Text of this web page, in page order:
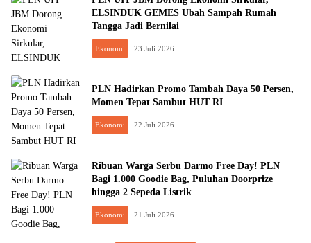
ELSINDUK GEMES Ubah Sampah Rumah
Tangga Jadi Bernilai
Ekonomi 23 Juli 2026
PLN Hadirkan Promo Tambah Daya 50 Persen,
Momen Tepat Sambut HUT RI
Ekonomi 22 Juli 2026
Ribuan Warga Serbu Darmo Free Day! PLN
Bagi 1.000 Goodie Bag, Puluhan Doorprize
hingga 2 Sepeda Listrik
Ekonomi 21 Juli 2026